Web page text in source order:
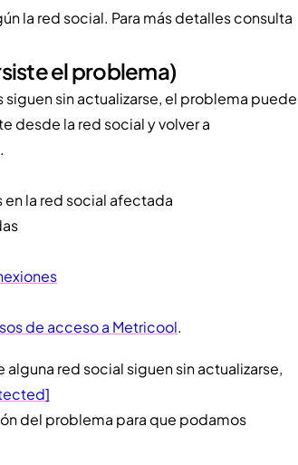
la red social. Para más detalles consulta
el problema)
siguen sin actualizarse, el problema puede
desde la red social y volver a
la red social afectada
de acceso a Metricool.
red social siguen sin actualizarse,
del problema para que podamos